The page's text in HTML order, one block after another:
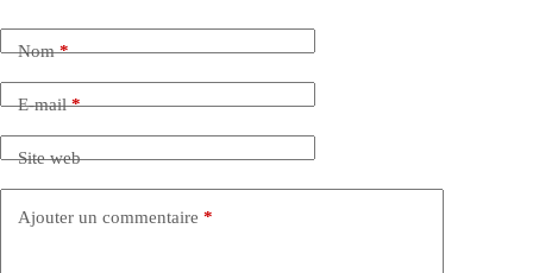
Nom*
E-mail*
Site web
Ajouter un commentaire *